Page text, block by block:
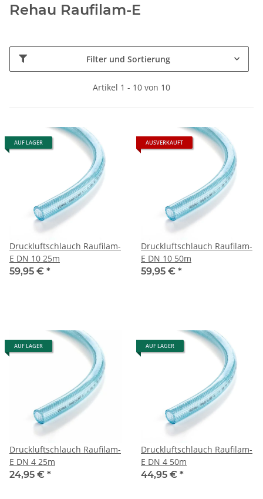
Rehau Raufilam-E
Filter und Sortierung
Artikel 1 - 10 von 10
AUF LAGER
Druckluftschlauch Raufilam-
E DN 10 25m
59,95 € *
AUSVERKAUFT
Druckluftschlauch Raufilam-
E DN 10 50m
59,95 € *
AUF LAGER
Druckluftschlauch Raufilam-
E DN 4 25m
24,95 € *
AUF LAGER
Druckluftschlauch Raufilam-
E DN 4 50m
44,95 € *